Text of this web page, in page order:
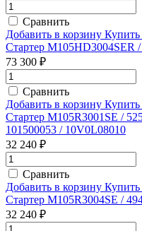
Сравнить
Добавить в корзину
Стартер M105HD3004SER
73 300 ₽
Сравнить
Добавить в корзину
Стартер M105R3001SE /
101500053 / 10V0L08010
32 240 ₽
Сравнить
Добавить в корзину
Стартер M105R3004SE /
32 240 ₽